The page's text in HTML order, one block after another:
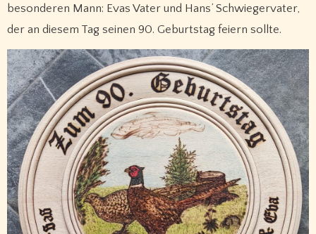
besonderen Mann: Evas Vater und Hans’ Schwiegervater,
der an diesem Tag seinen 90. Geburtstag feiern sollte.